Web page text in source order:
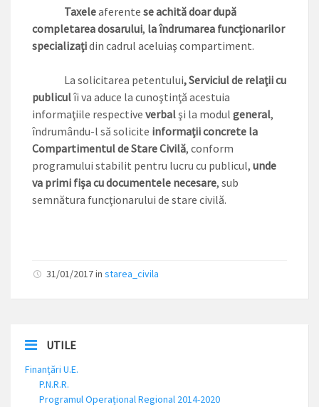
Taxeleaferente se achită doar după
completarea dosarului, la îndrumarea funcţionarilor
specializaţidin cadrul aceluiaş compartiment.
La solicitarea petentului, Serviciul de relaţii cu
publiculîi va aduce la cunoştinţă acestuia
informaţiile respective verbalşi la modul general,
îndrumându-l să solicite informaţii concrete la
Compartimentul de Stare Civilă, conform
programului stabilit pentru lucru cu publicul, unde
va primi fişa cu documentele necesare, sub
semnătura funcţionarului de stare civilă.
31/01/2017in starea_civila
UTILE
Finanțări U.E.
P.N.R.R.
Programul Operațional Regional 2014-2020